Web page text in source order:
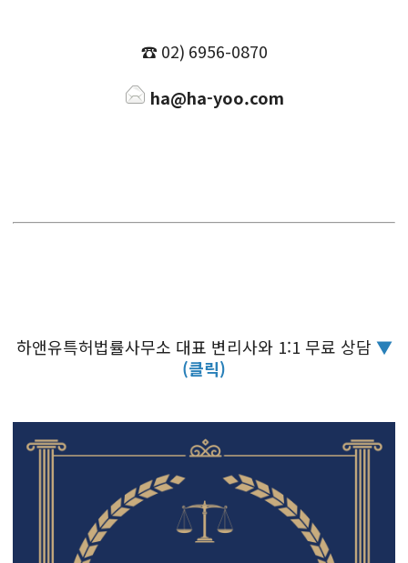
☎️02) 6956-0870
ha@ha-yoo.com
하앤유특허법률사무소 대표 변리사와 1:1 무료 상담 ▼
(클릭)